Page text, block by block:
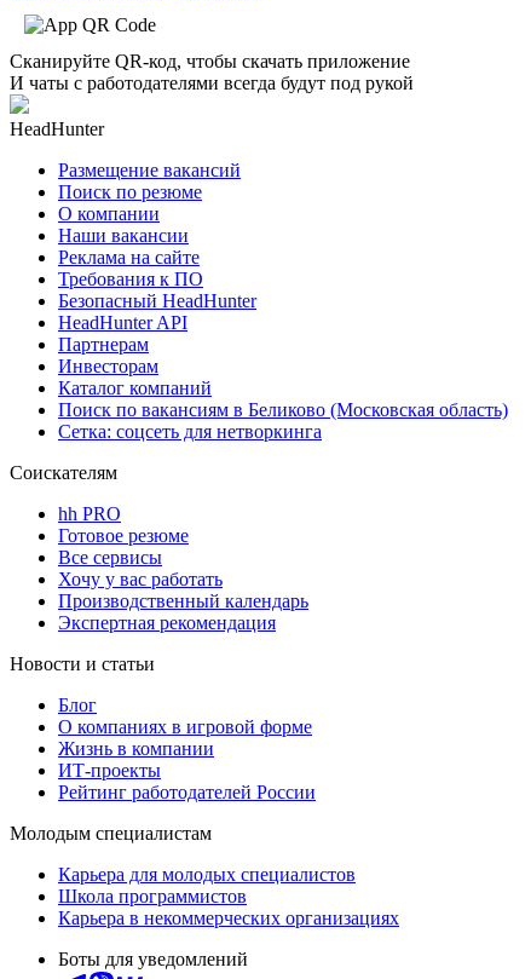
Сканируйте QR-код, чтобы скачать приложение
И чаты с работодателями всегда будут под рукой
HeadHunter
Размещение вакансий
Поиск по резюме
О компании
Наши вакансии
Реклама на сайте
Требования к ПО
Безопасный HeadHunter
HeadHunter API
Партнерам
Инвесторам
Каталог компаний
Поиск по вакансиям в Беликово (Московская область)
Сетка: соцсеть для нетворкинга
Соискателям
hh PRO
Готовое резюме
Все сервисы
Хочу у вас работать
Производственный календарь
Экспертная рекомендация
Новости и статьи
Блог
О компаниях в игровой форме
Жизнь в компании
ИТ-проекты
Рейтинг работодателей России
Молодым специалистам
Карьера для молодых специалистов
Школа программистов
Карьера в некоммерческих организациях
Боты для уведомлений